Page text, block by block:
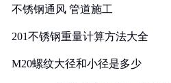
不锈钢通风 管道施工
201不锈钢重量计算方法大全
M20螺纹大径和小径是多少